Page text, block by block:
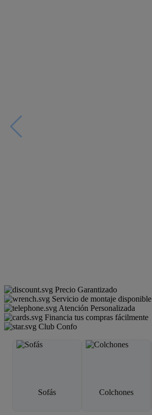
Precio Garantizado
Servicio de montaje disponible
Atención Personalizada
Financia tus compras fácilmente
Club Confo
Sofás Colchones